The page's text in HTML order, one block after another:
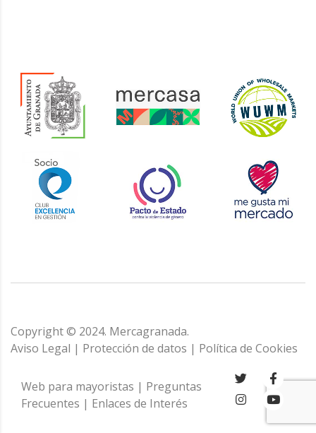
Copyright © 2024. Mercagranada.
Aviso Legal | Protección de datos | Política de Cookies
Web para mayoristas | Preguntas
Frecuentes | Enlaces de Interés